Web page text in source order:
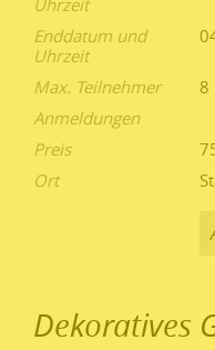
Enddatum und
Uhrzeit
Max. Teilnehmer
8
Anmeldungen
Preis
Ort
Dekoratives